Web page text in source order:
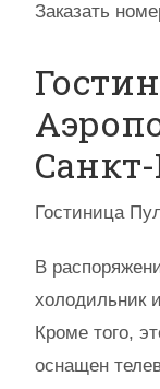
Заказать
Гостиница
В
холодильник
Кроме того,
оснащен